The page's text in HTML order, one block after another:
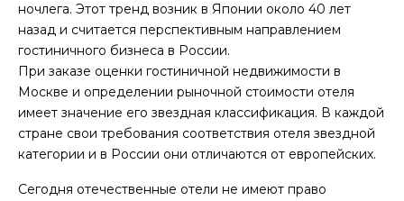
ночлега. Этот тренд возник в Японии около 40 лет
назад и считается перспективным направлением
гостиничного бизнеса в России.
При заказе оценки гостиничной недвижимости в
Москве и определении рыночной стоимости отеля
имеет значение его звездная классификация. В каждой
стране свои требования соответствия отеля звездной
категории и в России они отличаются от европейских.
Сегодня отечественные отели не имеют право